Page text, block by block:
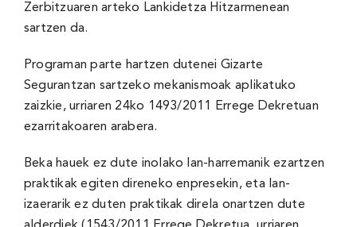
Zerbitzuaren arteko Lankidetza Hitzarmenean
sartzen da.
Programan parte hartzen dutenei Gizarte
Segurantzan sartzeko mekanismoak aplikatuko
zaizkie, urriaren 24ko 1493/2011 Errege Dekretuan
ezarritakoaren arabera.
Beka hauek ez dute inolako lan-harremanik ezartzen
praktikak egiten direneko enpresekin, eta lan-
izaerarik ez duten praktikak direla onartzen dute